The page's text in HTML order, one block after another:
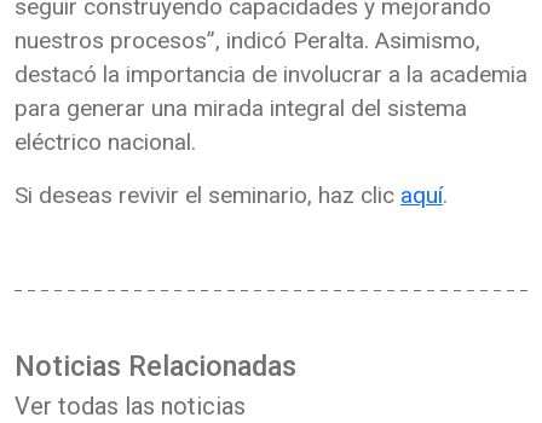
seguir construyendo capacidades y mejorando
nuestros procesos”, indicó Peralta. Asimismo,
destacó la importancia de involucrar a la academia
para generar una mirada integral del sistema
eléctrico nacional.
Si deseas revivir el seminario, haz clic aquí.
Noticias Relacionadas
Ver todas las noticias